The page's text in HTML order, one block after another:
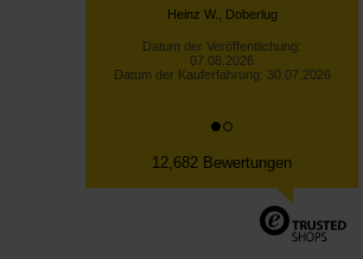
Datum der Veröffentlichung:
07.08.2026
Datum der Kauferfahrung: 27.07.2026
12,682 Bewertungen